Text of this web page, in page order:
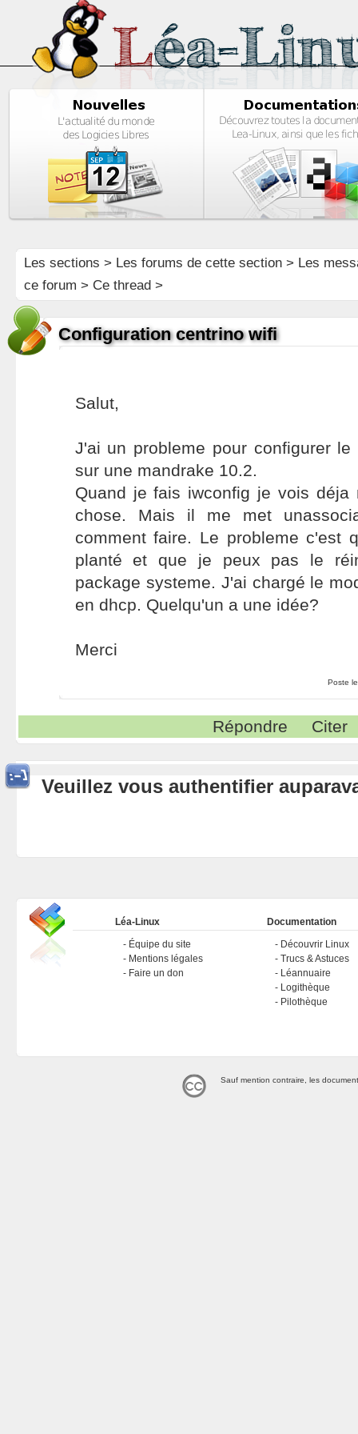
Les sections > Les forums de cette section> Les
ce forum > Ce thread >
Configuration centrino wifi
Salut,
J'ai un probleme pour configurer
sur une mandrake 10.2.
Quand je fais iwconfig je vois déja
chose. Mais il me met
comment faire. Le probleme c'est
planté et que je peux pas le
package systeme. J'ai chargé le
en dhcp. Quelqu'un a une idée?
Merci
Poste
Répondre Citer
Veuillez vous authentifier
Léa-Linux
Équipe du site
Mentions légales
Faire un don
Documentation
Découvrir Linux
Trucs & Astuces
Léannuaire
Logithèque
Pilothèque
Sauf mention contraire, les